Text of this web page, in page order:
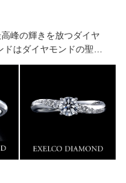
峰の輝きを放つダイヤ
ドはダイヤモンドの聖地
がある真のカッターズ
質にもこだわっていま
身に着けていただきた
ンド」「ハードプラチ
ます。